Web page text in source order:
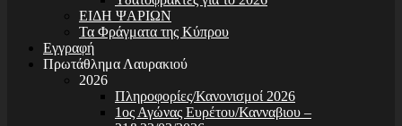
ΕΙΔΗ ΨΑΡΙΩΝ
Τα Φράγματα της Κύπρου
Εγγραφή
Πρωτάθλημα Λαυρακιού
2026
Πληροφορίες/Κανονισμοί 2026
1ος Αγώνας Ευρέτου/Κανναβιου –